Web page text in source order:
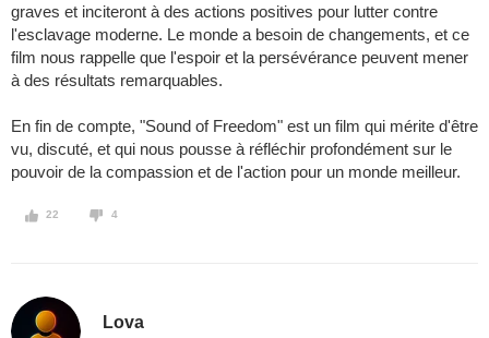
graves et inciteront à des actions positives pour lutter contre
l'esclavage moderne. Le monde a besoin de changements, et ce
film nous rappelle que l'espoir et la persévérance peuvent mener
à des résultats remarquables.
En fin de compte, "Sound of Freedom" est un film qui mérite d'être
vu, discuté, et qui nous pousse à réfléchir profondément sur le
pouvoir de la compassion et de l'action pour un monde meilleur.
22 4
Lova